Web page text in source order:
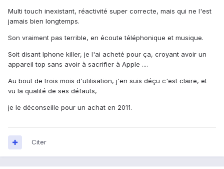
Multi touch inexistant, réactivité super correcte, mais qui ne l'est
jamais bien longtemps.
Son vraiment pas terrible, en écoute téléphonique et musique.
Soit disant Iphone killer, je l'ai acheté pour ça, croyant avoir un
appareil top sans avoir à sacrifier à Apple ....
Au bout de trois mois d'utilisation, j'en suis déçu c'est claire, et
vu la qualité de ses défauts,
je le déconseille pour un achat en 2011.
Citer